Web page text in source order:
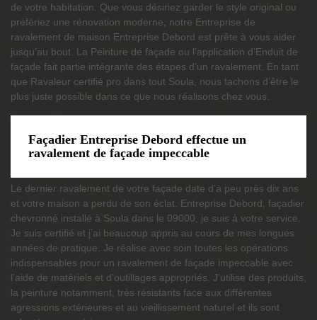
de votre habitation. Que vous désiriez garder le style original ou
préfériez une rénovation moderne, notre Entreprise de
ravalement de maison Entreprise Debord est prête à vous aider
jusqu’au bout. La Peinture de façade ou l’application d’Enduit de
façade fait partie intégrante des étapes d’un ravalement. En tant
que Ravaleur certifié pro dans tout Soula, nous tachons d’être le
plus juste possible dans ce que nous réalisons chez vous.
Façadier Entreprise Debord effectue un
ravalement de façade impeccable
Le dernier ravalement de votre façade date d’à peu près dix ans
et votre maison a perdu de son éclat. Entreprise Debord, façadier
chevronné installé à Soula dans le 09000, je suis à votre service.
Je suis certifié et j’ai beaucoup appris au cours de mes longues
années de pratique. Je réalise avec soin toutes les opérations
indispensables pour un ravalement de façade impeccable avec
l’aide de matériels et d’outillages appropriés. J’utilise des produits,
la peinture notamment, très résistants face aux différentes
agressions extérieures et au vieillissement naturel et ils sont